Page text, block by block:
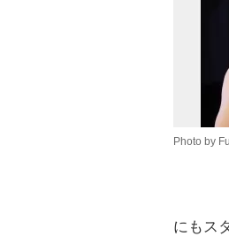
Photo by
にもス